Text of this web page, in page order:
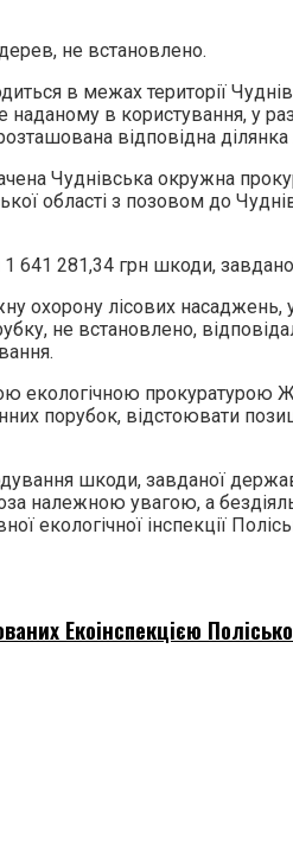
не встановлено.
в межах території
в користування, у
відповідна ділянка
Чуднівська окружна
області з позовом до
1 641 281,34 грн шкоди,
охорону лісових
не встановлено,
екологічною прокуратурою
порубок, відстоювати
шкоди, завданої
увагою, а
екологічної інспекції
Екоінспекцією